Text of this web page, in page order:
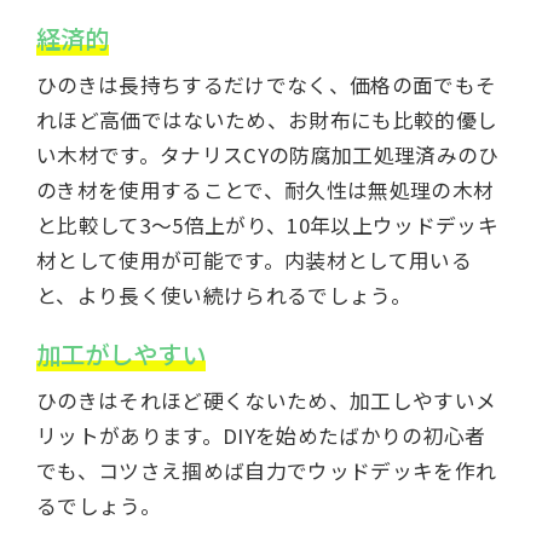
経済的
ひのきは長持ちするだけでなく、価格の面でもそ
れほど高価ではないため、お財布にも比較的優し
い木材です。タナリスCYの防腐加工処理済みのひ
のき材を使用することで、耐久性は無処理の木材
と比較して3〜5倍上がり、10年以上ウッドデッキ
材として使用が可能です。内装材として用いる
と、より長く使い続けられるでしょう。
加工がしやすい
ひのきはそれほど硬くないため、加工しやすいメ
リットがあります。DIYを始めたばかりの初心者
でも、コツさえ掴めば自力でウッドデッキを作れ
るでしょう。